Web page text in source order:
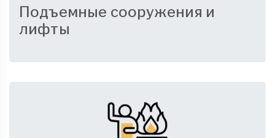
Подъемные сооружения и
лифты